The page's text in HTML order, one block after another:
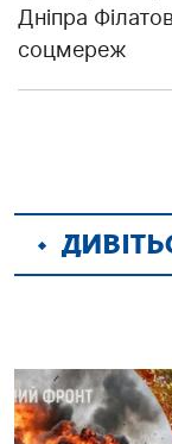
Дніпра
соцмереж